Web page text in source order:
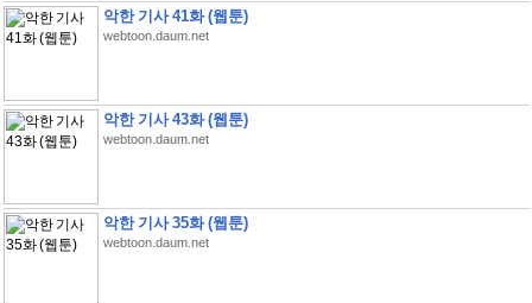
악한 기사 41화 (웹툰)
webtoon.daum.net
악한 기사 43화 (웹툰)
webtoon.daum.net
악한 기사 35화 (웹툰)
webtoon.daum.net